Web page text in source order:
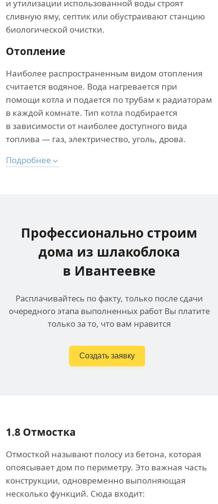
и утилизации использованной воды строят
сливную яму, септик или обустраивают станцию
биологической очистки.
Отопление
Наиболее распространенным видом отопления
считается водяное. Вода нагревается при
помощи котла и подается по трубам к радиаторам
в каждой комнате. Тип котла подбирается
в зависимости от наиболее доступного вида
топлива — газ, электричество, уголь, дрова.
Подробнее
Профессионально строим
дома из шлакоблока
в Ивантеевке
Расплачивайтесь по факту, только после сдачи
очередного этапа выполненных работ Вы платите
только за то, что вам нравится
Создать заявку
1.8 Отмостка
Отмосткой называют полосу из бетона, которая
опоясывает дом по периметру. Это важная часть
конструкции, одновременно выполняющая
несколько функций. Сюда входит: